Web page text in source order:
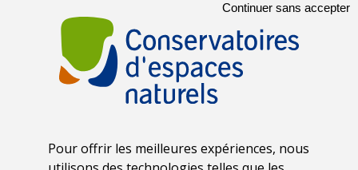
Pour offrir les meilleures expériences, nous
Continuer sans accepter